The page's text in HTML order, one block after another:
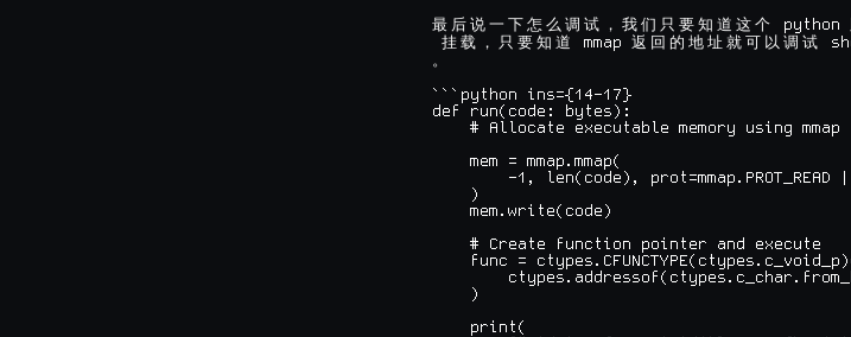
最 后 说 一 下 怎 么 调 试 ， 我 们 只 要 知 道 这 个 python
挂 载 ， 只 要 知 道 mmap 返 回 的 地 址 就 可 以 调 试
。
```python ins={14-17}
def run(code: bytes):
    # Allocate executable memory using mmap
    mem = mmap.mmap(
-1, len(code), prot=mmap.PROT_READ
    )
    mem.write(code)
    # Create function pointer and execute
func =
    )
    print(